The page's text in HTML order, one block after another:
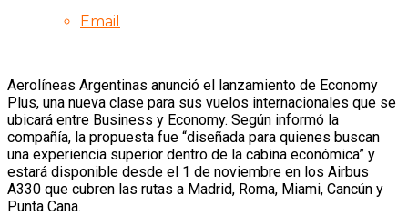
Email
Aerolíneas Argentinas anunció el lanzamiento de Economy
Plus, una nueva clase para sus vuelos internacionales que se
ubicará entre Business y Economy. Según informó la
compañía, la propuesta fue “diseñada para quienes buscan
una experiencia superior dentro de la cabina económica” y
estará disponible desde el 1 de noviembre en los Airbus
A330 que cubren las rutas a Madrid, Roma, Miami, Cancún y
Punta Cana.